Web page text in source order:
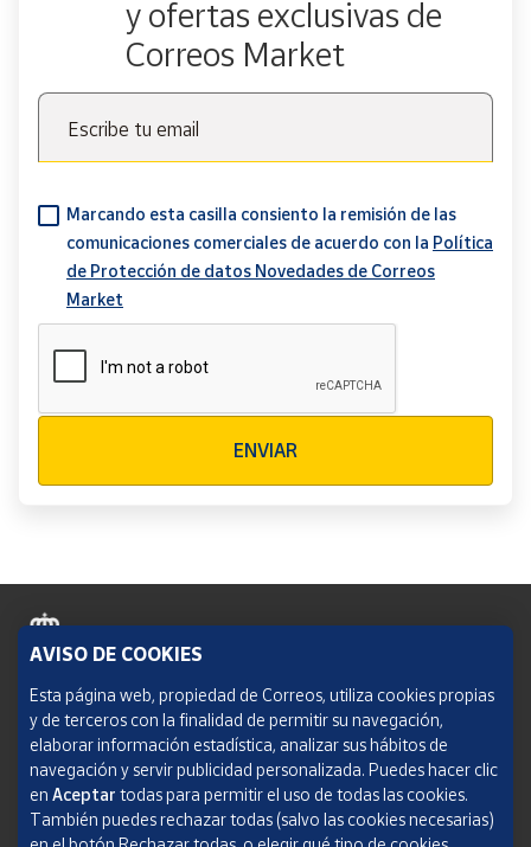
y ofertas exclusivas de
Correos Market
Escribe tu email
Marcando esta casilla consiento la remisión de las
comunicaciones comerciales de acuerdo con la Política
de Protección de datos Novedades de Correos
Market
ENVIAR
Política de cookies
Aviso legal
Condiciones del servicio
Política de Privacidad Web
AVISO DE COOKIES
Esta página web, propiedad de Correos, utiliza cookies propias
y de terceros con la finalidad de permitir su navegación,
elaborar información estadística, analizar sus hábitos de
navegación y servir publicidad personalizada. Puedes hacer clic
en Aceptar todas para permitir el uso de todas las cookies.
También puedes rechazar todas (salvo las cookies necesarias)